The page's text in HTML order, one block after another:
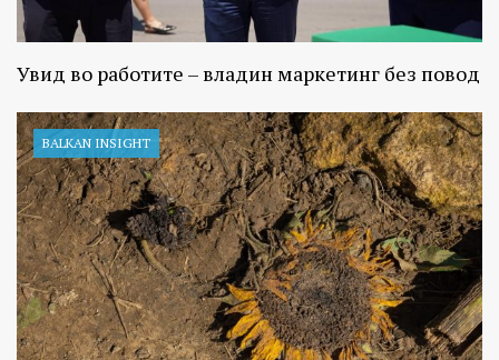
Увид во работите – владин маркетинг без повод
BALKAN INSIGHT